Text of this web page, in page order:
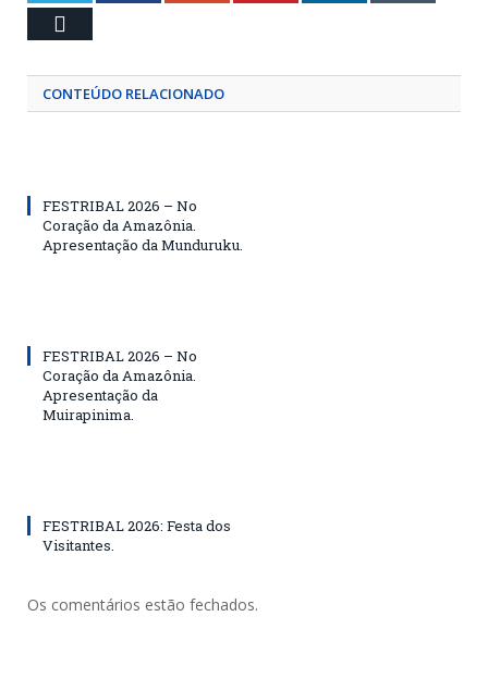
CONTEÚDO RELACIONADO
FESTRIBAL 2026 – No
Coração da Amazônia.
Apresentação da Munduruku.
FESTRIBAL 2026 – No
Coração da Amazônia.
Apresentação da
Muirapinima.
FESTRIBAL 2026: Festa dos
Visitantes.
Os comentários estão fechados.